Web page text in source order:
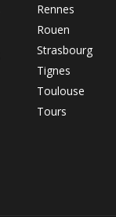
Rennes
Rouen
Strasbourg
Tignes
Toulouse
Tours